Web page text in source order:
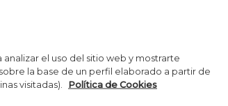
el uso del sitio web y mostrarte
la base de un perfil elaborado a partir de
visitadas).
Política de Cookies